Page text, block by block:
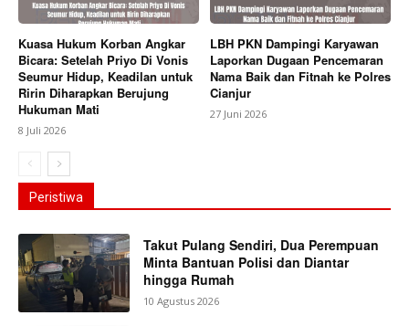
Kuasa Hukum Korban Angkar
Bicara: Setelah Priyo Di Vonis
Seumur Hidup, Keadilan untuk
Ririn Diharapkan Berujung
Hukuman Mati
8 Juli 2026
LBH PKN Dampingi Karyawan
Laporkan Dugaan Pencemaran
Nama Baik dan Fitnah ke Polres
Cianjur
27 Juni 2026
Peristiwa
Takut Pulang Sendiri, Dua Perempuan
Minta Bantuan Polisi dan Diantar
hingga Rumah
10 Agustus 2026